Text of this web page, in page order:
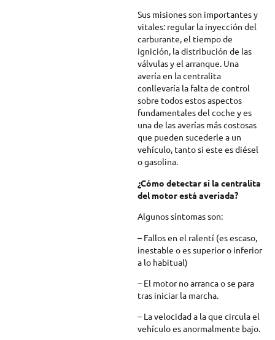
Sus misiones son importantes y
vitales: regular la inyección del
carburante, el tiempo de
ignición, la distribución de las
válvulas y el arranque. Una
avería en la centralita
conllevaría la falta de control
sobre todos estos aspectos
fundamentales del coche y es
una de las averías más costosas
que pueden sucederle a un
vehículo, tanto si este es diésel
o gasolina.
¿Cómo detectar si la centralita
del motor está averiada?
Algunos síntomas son:
– Fallos en el ralentí (es escaso,
inestable o es superior o inferior
a lo habitual)
– El motor no arranca o se para
tras iniciar la marcha.
– La velocidad a la que circula el
vehículo es anormalmente bajo.